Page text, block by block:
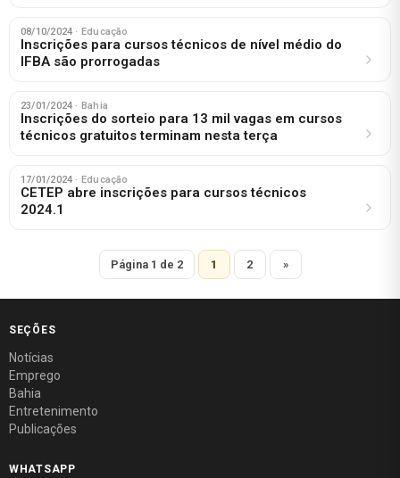
08/10/2024 · Educação
Inscrições para cursos técnicos de nível médio do
IFBA são prorrogadas
23/01/2024 · Bahia
Inscrições do sorteio para 13 mil vagas em cursos
técnicos gratuitos terminam nesta terça
17/01/2024 · Educação
CETEP abre inscrições para cursos técnicos
2024.1
Página 1 de 2 1 2 »
SEÇÕES
Notícias
Emprego
Bahia
Entretenimento
Publicações
WHATSAPP